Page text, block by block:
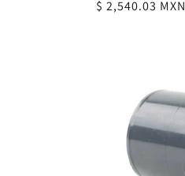
Precio
$ 2,540.03 MXN